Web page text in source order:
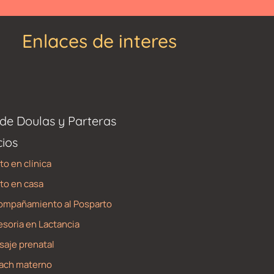
Enlaces de interes
Doulas y Parteras
en clínica
en casa
al Posparto
en Lactancia
prenatal
materno